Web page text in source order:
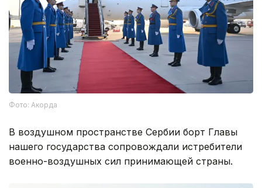
Фото: Акорда
В воздушном пространстве Сербии борт Главы
нашего государства сопровождали истребители
военно-воздушных сил принимающей страны.